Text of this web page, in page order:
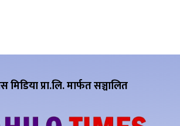
मिडिया प्रा.लि. मार्फत सञ्चालित